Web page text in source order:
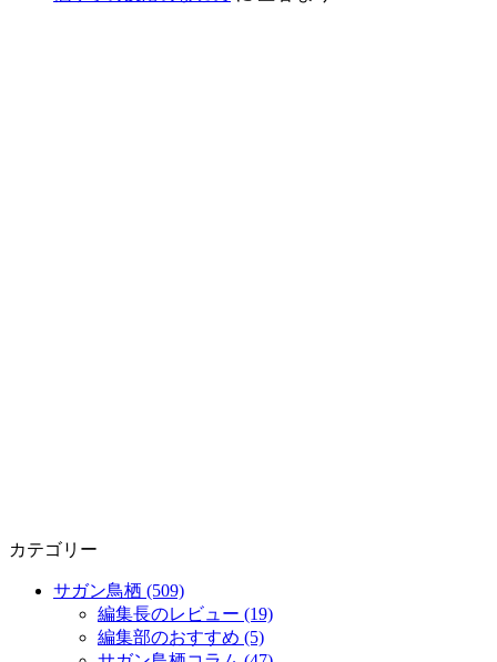
カテゴリー
サガン鳥栖 (509)
編集長のレビュー (19)
編集部のおすすめ (5)